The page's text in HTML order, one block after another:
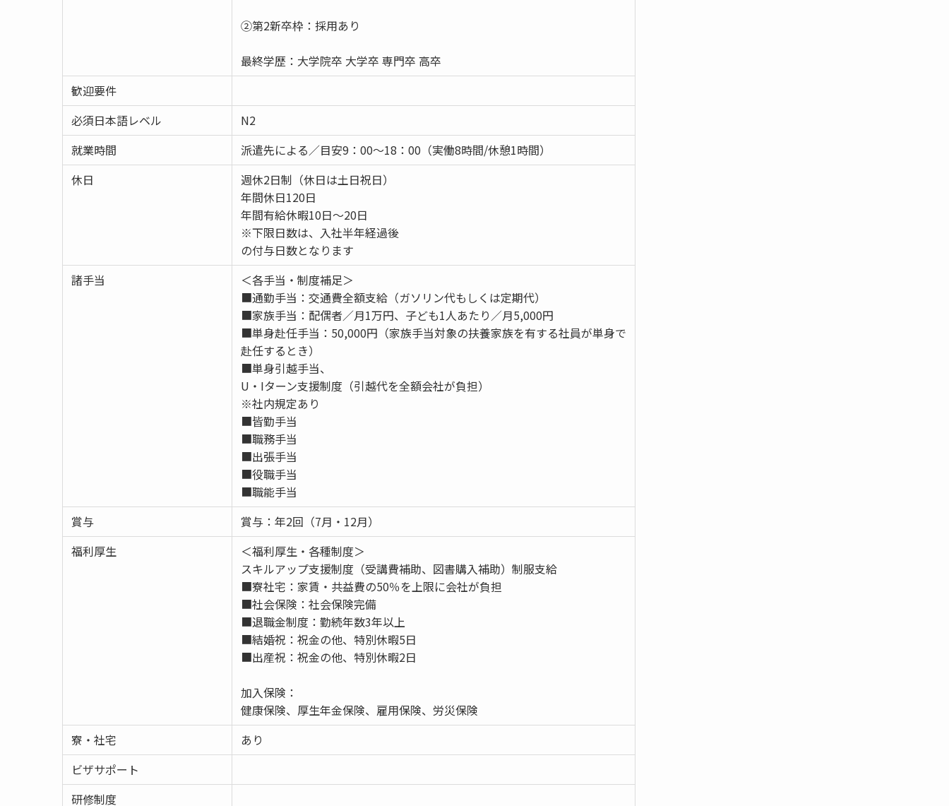
②第2新卒枠：採用あり
最終学歴：大学院卒 大学卒 専門卒 高卒
歓迎要件
必須日本語レベル
N2
就業時間
派遣先による／目安9：00～18：00（実働8時間/休憩1時間）
休日
週休2日制（休日は土日祝日）
年間休日120日
年間有給休暇10日～20日
※下限日数は、入社半年経過後
の付与日数となります
諸手当
＜各手当・制度補足＞
■通勤手当：交通費全額支給（ガソリン代もしくは定期代）
■家族手当：配偶者／月1万円、子ども1人あたり／月5,000円
■単身赴任手当：50,000円（家族手当対象の扶養家族を有する社員が単身で
赴任するとき）
■単身引越手当、
U・Iターン支援制度（引越代を全額会社が負担）
※社内規定あり
■皆勤手当
■職務手当
■出張手当
■役職手当
■職能手当
賞与
賞与：年2回（7月・12月）
福利厚生
＜福利厚生・各種制度＞
スキルアップ支援制度（受講費補助、図書購入補助）制服支給
■寮社宅：家賃・共益費の50％を上限に会社が負担
■社会保険：社会保険完備
■退職金制度：勤続年数3年以上
■結婚祝：祝金の他、特別休暇5日
■出産祝：祝金の他、特別休暇2日
加入保険：
健康保険、厚生年金保険、雇用保険、労災保険
寮・社宅
あり
ビザサポート
研修制度